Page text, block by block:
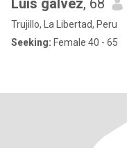
Luis galvez, 68
Trujillo, La Libertad, Peru
Seeking: Female 40 - 65